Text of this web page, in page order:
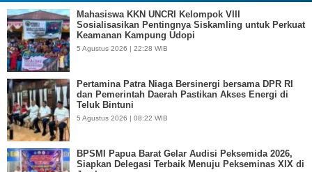
Mahasiswa KKN UNCRI Kelompok VIII
Sosialisasikan Pentingnya Siskamling untuk Perkuat
Keamanan Kampung Udopi
5 Agustus 2026 | 22:28 WIB
Pertamina Patra Niaga Bersinergi bersama DPR RI
dan Pemerintah Daerah Pastikan Akses Energi di
Teluk Bintuni
5 Agustus 2026 | 08:22 WIB
BPSMI Papua Barat Gelar Audisi Peksemida 2026,
Siapkan Delegasi Terbaik Menuju Pekseminas XIX di